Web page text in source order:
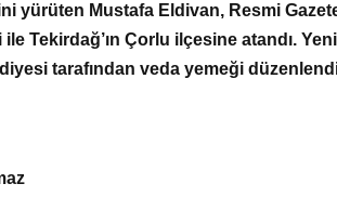
yürüten Mustafa Eldivan, Resmi
Tekirdağ’ın Çorlu ilçesine atandı.
tarafından veda yemeği